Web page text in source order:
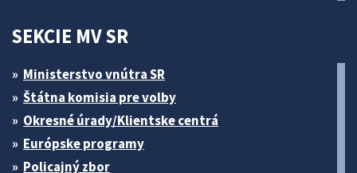
SEKCIE MV SR
Ministerstvo vnútra SR
Štátna komisia pre volby
Okresné úrady/Klientske centrá
Európske programy
Policajný zbor